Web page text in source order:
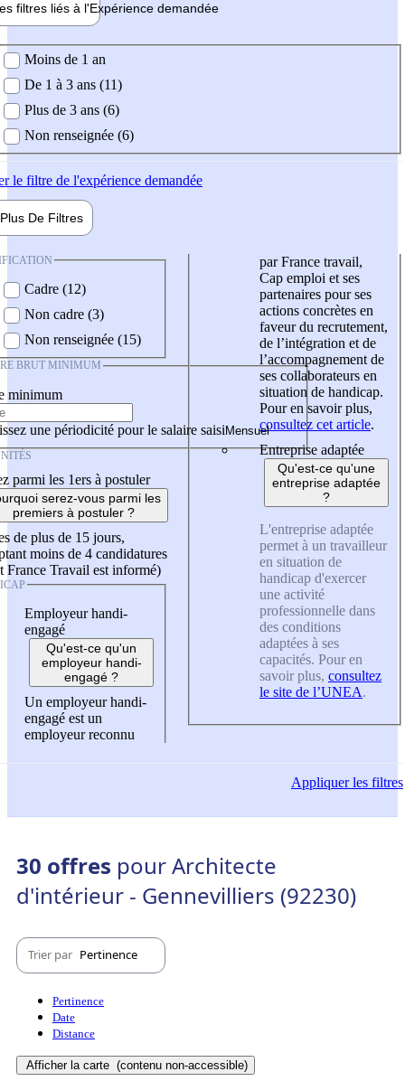
filtres liés à l'Expérience demandée
demandée
Moins de 1 an
De 1 à 3 ans (11)
Plus de 3 ans (6)
Non renseignée (6)
le filtre de l'expérience demandée
Plus De Filtres
Cadre (12)
Non cadre (3)
Non renseignée (15)
BRUT MINIMUM
minimum
une périodicité pour le salaire saisi
parmi les 1ers à postuler
serez-vous parmi les
premiers à postuler ?
de plus de 15 jours,
moins de 4 candidatures
France Travail est informé)
Employeur handi-
engagé
Qu'est-ce qu'un
employeur handi-
engagé ?
Un employeur handi-
engagé est un
employeur reconnu
par France travail,
Cap emploi et ses
partenaires pour ses
actions concrètes en
faveur du recrutement,
de l’intégration et de
l’accompagnement de
ses collaborateurs en
situation de handicap.
Pour en savoir plus,
consultez cet article.
Entreprise adaptée
Qu'est-ce qu'une
entreprise adaptée
?
L'entreprise adaptée
permet à un travailleur
en situation de
handicap d'exercer
une activité
professionnelle dans
des conditions
adaptées à ses
capacités. Pour en
savoir plus, consultez
le site de l’UNEA.
Appliquerles filtres
30 offres pour Architecte
d'intérieur - Gennevilliers (92230)
Trier par Pertinence
Pertinence
Date
Distance
Afficher la carte (contenu non-accessible)